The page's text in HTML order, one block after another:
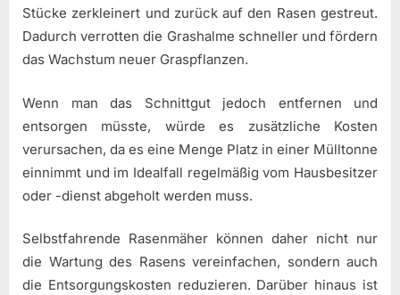
Stücke zerkleinert und zurück auf den Rasen gestreut.
Dadurch verrotten die Grashalme schneller und fördern
das Wachstum neuer Graspflanzen.
Wenn man das Schnittgut jedoch entfernen und
entsorgen müsste, würde es zusätzliche Kosten
verursachen, da es eine Menge Platz in einer Mülltonne
einnimmt und im Idealfall regelmäßig vom Hausbesitzer
oder -dienst abgeholt werden muss.
Selbstfahrende Rasenmäher können daher nicht nur
die Wartung des Rasens vereinfachen, sondern auch
die Entsorgungskosten reduzieren. Darüber hinaus ist